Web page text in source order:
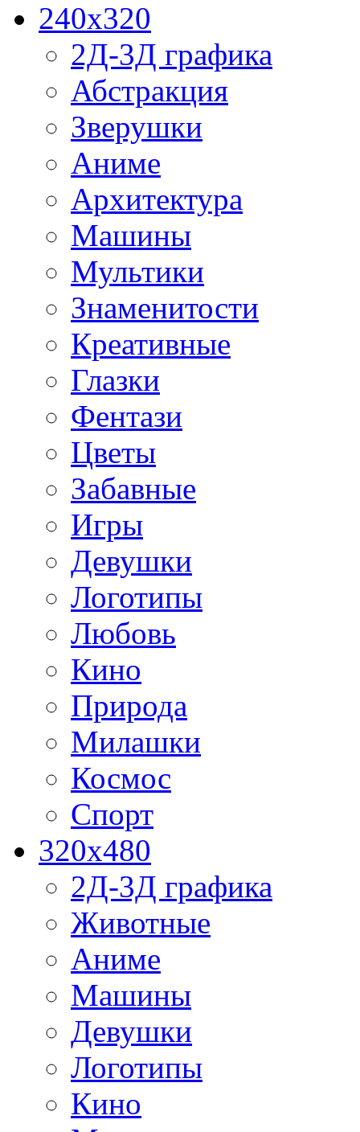
240x320
2Д-3Д графика
Абстракция
Зверушки
Аниме
Архитектура
Машины
Мультики
Знаменитости
Креативные
Глазки
Фентази
Цветы
Забавные
Игры
Девушки
Логотипы
Любовь
Кино
Природа
Милашки
Космос
Спорт
320x480
2Д-3Д графика
Животные
Аниме
Машины
Девушки
Логотипы
Кино